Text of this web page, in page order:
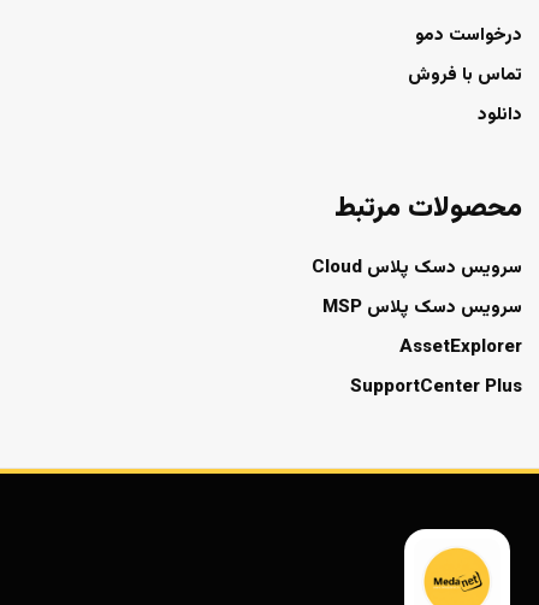
درخواست دمو
تماس با فروش
دانلود
محصولات مرتبط
سرویس دسک پلاس Cloud
سرویس دسک پلاس MSP
AssetExplorer
SupportCenter Plus